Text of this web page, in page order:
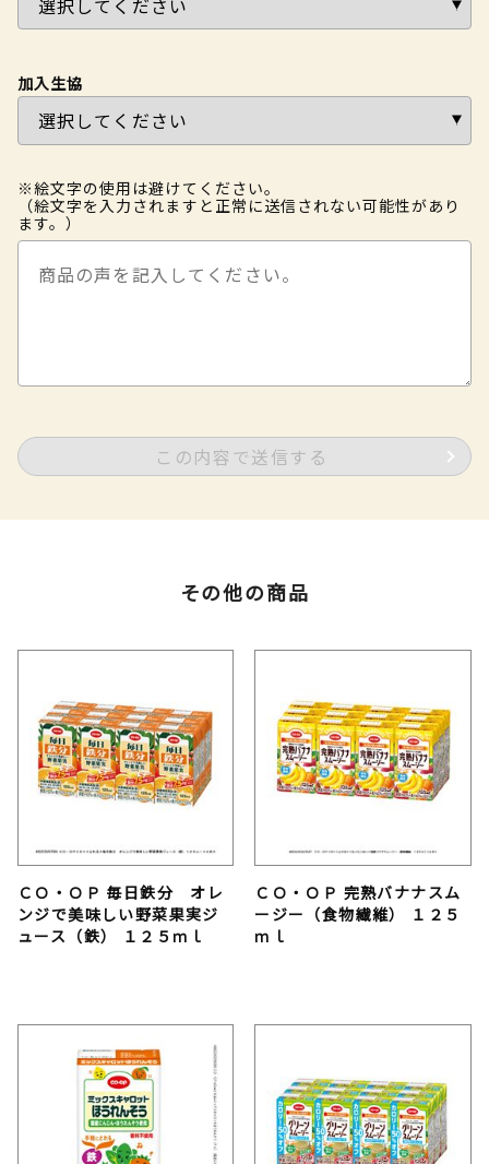
加入生協
※絵文字の使用は避けてください。
（絵文字を入力されますと正常に送信されない可能性があり
ます。）
この内容で送信する
その他の商品
ＣＯ・ＯＰ 毎日鉄分 オレ
ンジで美味しい野菜果実ジ
ュース（鉄） １２５ｍｌ
ＣＯ・ＯＰ 完熟バナナスム
ージー（食物繊維） １２５
ｍｌ